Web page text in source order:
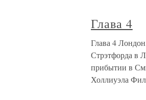
Глава 4
Глава 4
Стрэтфорда в
прибытии в
Холлиуэла